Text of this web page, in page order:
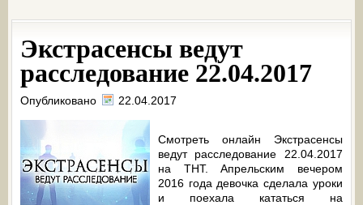
Экстрасенсы ведут
расследование 22.04.2017
Опубликовано 22.04.2017
Смотреть онлайн Экстрасенсы
ведут расследование 22.04.2017
на ТНТ. Апрельским вечером
2016 года девочка сделала уроки
и поехала кататься на